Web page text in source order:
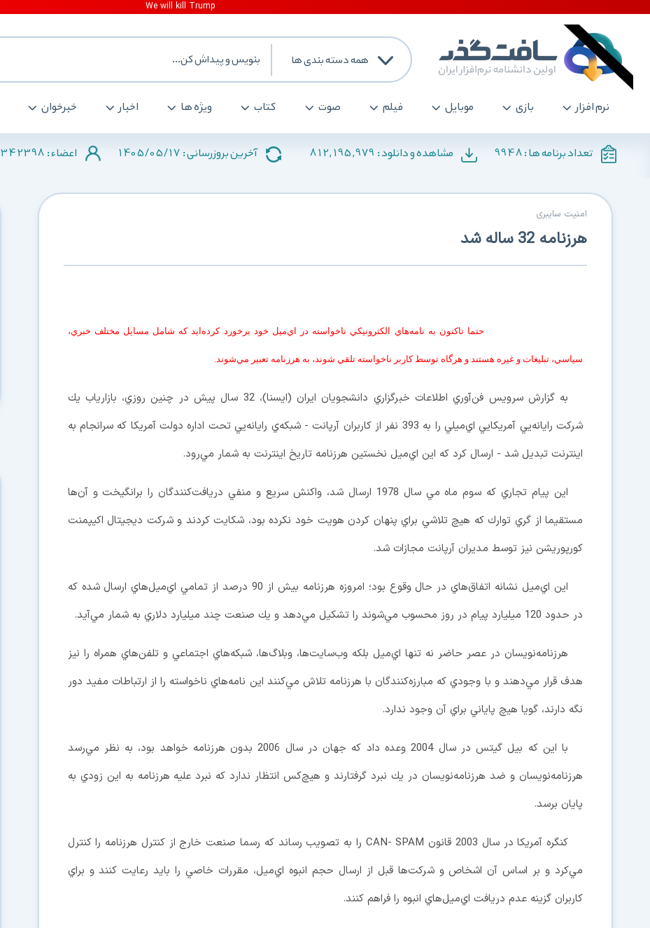
همه دسته بندی ها
نرم افزار بازی موبایل فیلم صوت کتاب ویژه ها اخبار خبرخوان
تعداد برنامه ها :9948 مشاهده و دانلود : 812,195,979 آخرین بروزرسانی : 1405/05/17 اعضاء : 342398
امنیت سایبری
هرزنامه 32 ساله شد
حتما تاكنون به نامه‌هاي الکترونيکي ناخواسته در اي‌ميل خود برخورد کرده‌ايد که شامل مسايل مختلف خبري،
سياسي، تبليغات و غيره هستند و هرگاه توسط کاربر ناخواسته تلقي شوند، به هرزنامه تعبير مي‌شوند.
به گزارش سرويس فن‌آوري اطلاعات خبرگزاري دانشجويان ايران (ايسنا)، 32 سال پيش در چنين روزي، بازارياب يك
شركت رايانه‌يي آمريكايي اي‌ميلي را به 393 نفر از كاربران آرپانت - شبكه‌ي رايانه‌يي تحت اداره‌ دولت آمريكا كه سرانجام به
اينترنت تبديل شد - ارسال كرد كه اين اي‌ميل نخستين هرزنامه‌ تاريخ اينترنت به شمار مي‌رود.
اين پيام تجاري كه سوم ماه مي ‌سال 1978 ارسال شد، واكنش سريع و منفي دريافت‌كنندگان را برانگيخت و آن‌ها
مستقيما از گري توارك كه هيچ تلاشي براي پنهان كردن هويت خود نكرده بود، شكايت كردند و شركت ديجيتال اكيپمنت
كورپوريشن نيز توسط مديران آرپانت مجازات شد.
اين اي‌ميل نشانه‌ اتفاق‌هاي در حال وقوع بود؛ امروزه هرزنامه بيش از 90 درصد از تمامي ‌اي‌ميل‌هاي ارسال شده كه
در حدود 120 ميليارد پيام در روز محسوب مي‌شوند را تشكيل مي‌دهد و يك صنعت چند ميليارد دلاري به شمار مي‌آيد.
هرزنامه‌نويسان در عصر حاضر نه تنها اي‌ميل بلكه وب‌سايت‌ها، وبلاگ‌ها، شبكه‌هاي اجتماعي و تلفن‌هاي همراه را نيز
هدف قرار مي‌دهند و با وجودي كه مبارزه‌كنندگان با هرزنامه تلاش مي‌كنند اين نامه‌هاي ناخواسته را از ارتباطات مفيد دور
نگه دارند، گويا هيچ پاياني براي آن وجود ندارد.
با اين كه بيل گيتس در سال 2004 وعده داد كه جهان در سال 2006 بدون هرزنامه خواهد بود، به نظر مي‌رسد
هرزنامه‌نويسان و ضد هرزنامه‌نويسان در يك نبرد گرفتارند و هيچ‌كس انتظار ندارد كه نبرد عليه هرزنامه به اين زودي به
پايان برسد.
كنگره‌ آمريكا در سال 2003 قانون CAN- SPAM را به تصويب رساند كه رسما صنعت خارج از كنترل هرزنامه را كنترل
مي‌كرد و بر اساس آن اشخاص و شركت‌ها قبل از ارسال حجم انبوه اي‌ميل، مقررات خاصي را بايد رعايت كنند و براي
كاربران گزينه عدم دريافت اي‌ميل‌هاي انبوه را فراهم كنند.